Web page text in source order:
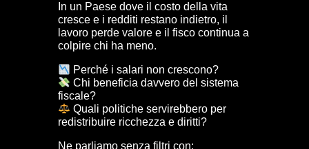
In un Paese dove il costo della vita
cresce e i redditi restano indietro, il
lavoro perde valore e il fisco continua a
colpire chi ha meno.
Perché i salari non crescono?
Chi beneficia davvero del sistema
fiscale?
Quali politiche servirebbero per
redistribuire ricchezza e diritti?
Ne parliamo senza filtri con: